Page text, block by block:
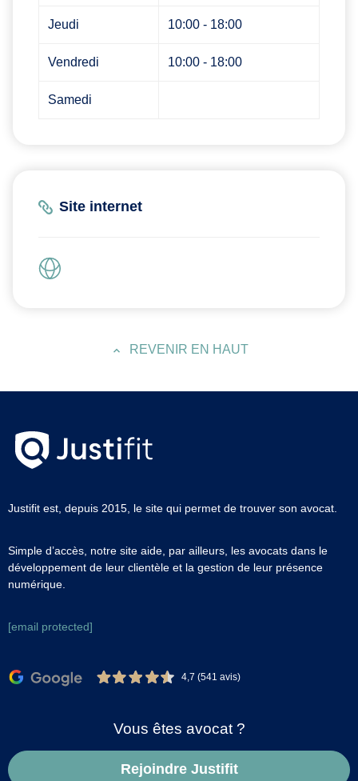
Jeudi 10:00 - 18:00
Vendredi 10:00 - 18:00
Samedi
Site internet
REVENIR EN HAUT
Justifit est, depuis 2015, le site qui permet de trouver son avocat.
Simple d’accès, notre site aide, par ailleurs, les avocats dans le
développement de leur clientèle et la gestion de leur présence
numérique.
[email protected]
4,7 (541 avis)
Vous êtes avocat ?
Rejoindre Justifit